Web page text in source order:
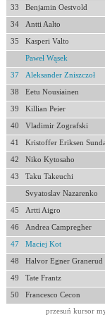
33 Benjamin Oestvold
34 Antti Aalto
35 Kasperi Valto
Paweł Wąsek
37 Aleksander Zniszczoł
38 Eetu Nousiainen
39 Killian Peier
40 Vladimir Zografski
41 Kristoffer Eriksen
42 Niko Kytosaho
43 Taku Takeuchi
Svyatoslav Nazarenko
45 Artti Aigro
46 Andrea Campregher
47 Maciej Kot
48 Halvor Egner Granerud
49 Tate Frantz
50 Francesco Cecon
przesuń kursor